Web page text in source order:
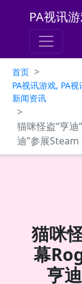
PA视讯
首页 >
PA视讯游戏, PA
新闻资讯
>
猫咪怪盗“亨
迪”参展
猫咪
幕
亨